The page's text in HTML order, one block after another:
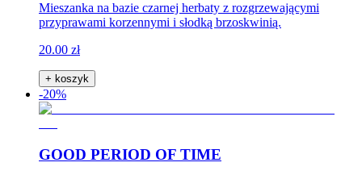
Mieszanka na bazie czarnej herbaty z rozgrzewającymi
przyprawami korzennymi i słodką brzoskwinią.
20.00 zł
+ koszyk
-20%
GOOD PERIOD OF TIME